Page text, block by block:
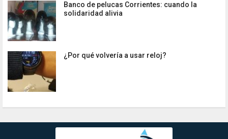
Banco de pelucas Corrientes: cuando la
solidaridad alivia
¿Por qué volvería a usar reloj?